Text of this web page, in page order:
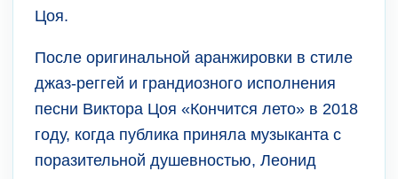
Цоя.
После оригинальной аранжировки в стиле
джаз-реггей и грандиозного исполнения
песни Виктора Цоя «Кончится лето» в 2018
году, когда публика приняла музыканта с
поразительной душевностью, Леонид